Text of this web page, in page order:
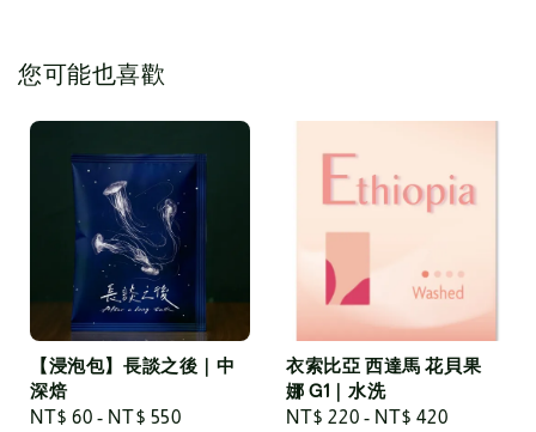
您可能也喜歡
【浸泡包】長談之後｜中
深焙
Regular
NT$ 60 - NT$ 550
衣索比亞 西達馬 花貝果
娜 G1｜水洗
Regular
NT$ 220 - NT$ 420